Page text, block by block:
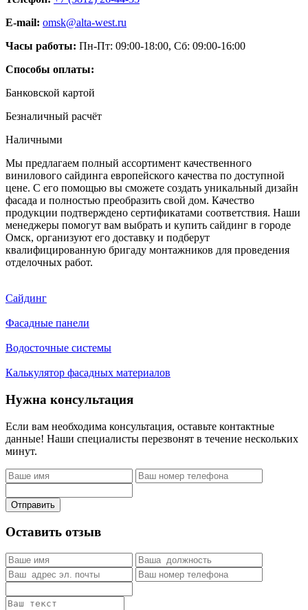
E-mail: omsk@alta-west.ru
Часы работы: Пн-Пт: 09:00-18:00, Сб: 09:00-16:00
Способы оплаты:
Банковской картой
Безналичный расчёт
Наличными
Мы предлагаем полный ассортимент качественного
винилового сайдинга европейского качества по доступной
цене. С его помощью вы сможете создать уникальный дизайн
фасада и полностью преобразить свой дом. Качество
продукции подтверждено сертификатами соответствия. Наши
менеджеры помогут вам выбрать и купить сайдинг в городе
Омск, организуют его доставку и подберут
квалифицированную бригаду монтажников для проведения
отделочных работ.
Сайдинг
Фасадные панели
Водосточные системы
Калькулятор фасадных материалов
Нужна консультация
Если вам необходима консультация, оставьте контактные
данные! Наши специалисты перезвонят в течение нескольких
минут.
Отправить
Оставить отзыв